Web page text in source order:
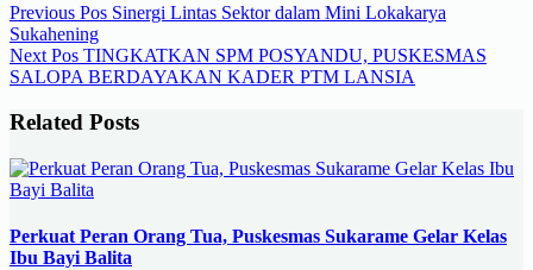
Previous Pos Sinergi Lintas Sektor dalam Mini Lokakarya
Sukahening
Next Pos TINGKATKAN SPM POSYANDU, PUSKESMAS
SALOPA BERDAYAKAN KADER PTM LANSIA
Related Posts
Perkuat Peran Orang Tua, Puskesmas Sukarame Gelar Kelas
Ibu Bayi Balita